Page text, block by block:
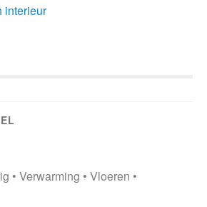
interieur
• Verwarming • Vloeren •